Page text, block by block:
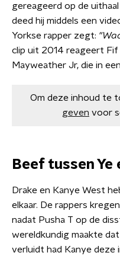
gereageerd op de
deed hij middels een
Yorkse rapper zegt:
clip uit 2014 reageert Fif
Mayweather Jr, die in
Om deze inhoud te
geven voor
Beef tussen Ye
Drake en Kanye West
elkaar. De rappers
nadat Pusha T op de
wereldkundig maakte
verluidt had Kanye deze